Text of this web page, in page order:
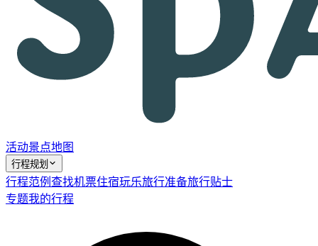
活动景点地图
行程规划
行程范例 查找机票住宿玩乐旅行准备旅行贴士
专题我的行程